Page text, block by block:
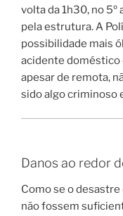
volta da 1h30, no 5º
pela estrutura. A
possibilidade mais
acidente doméstico
apesar de remota,
sido algo criminoso
Danos ao redor
Como se o
não fossem